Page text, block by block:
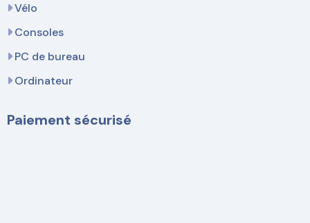
Vélo
Consoles
PC de bureau
Ordinateur
Paiement sécurisé